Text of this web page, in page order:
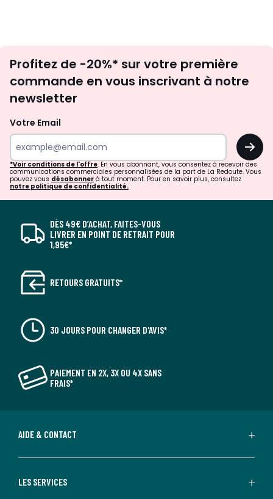
newsletter
Profitez de -20%* sur votre première
commande en vous inscrivant à notre
newsletter
Votre Email
OK
*Voir conditions de l'offre. En vous abonnant, vous consentez à recevoir des
communications commerciales personnalisées de la part de La Redoute. Vous
pouvez vous désabonner à tout moment. Pour en savoir plus, consultez
notre politique de confidentialité.
DÈS 49€ D’ACHAT, FAITES-VOUS
LIVRER EN POINT DE RETRAIT POUR
1,95€*
RETOURS GRATUITS*
30 JOURS POUR CHANGER D'AVIS*
PAIEMENT EN 2X, 3X OU 4X SANS
FRAIS*
AIDE & CONTACT
LES SERVICES